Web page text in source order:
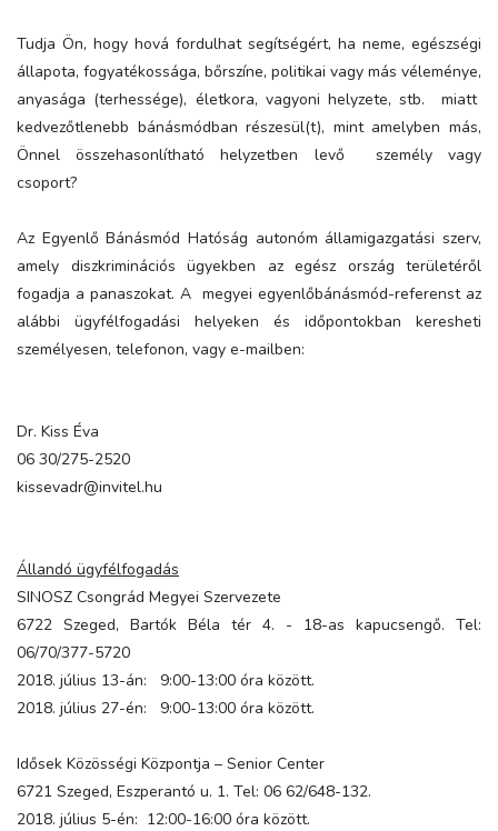
Tudja Ön, hogy hová fordulhat segítségért, ha neme, egészségi
állapota, fogyatékossága, bőrszíne, politikai vagy más véleménye,
anyasága (terhessége), életkora, vagyoni helyzete, stb. miatt
kedvezőtlenebb bánásmódban részesül(t), mint amelyben más,
Önnel összehasonlítható helyzetben levő személy vagy
csoport?
Az Egyenlő Bánásmód Hatóság autonóm államigazgatási szerv,
amely diszkriminációs ügyekben az egész ország területéről
fogadja a panaszokat. A megyei egyenlőbánásmód-referenst az
alábbi ügyfélfogadási helyeken és időpontokban keresheti
személyesen, telefonon, vagy e-mailben:
Dr. Kiss Éva
06 30/275-2520
kissevadr@invitel.hu
Állandó ügyfélfogadás
SINOSZ Csongrád Megyei Szervezete
6722 Szeged, Bartók Béla tér 4. - 18-as kapucsengő. Tel:
06/70/377-5720
2018. július 13-án: 9:00-13:00 óra között.
2018. július 27-én: 9:00-13:00 óra között.
Idősek Közösségi Központja – Senior Center
6721 Szeged, Eszperantó u. 1. Tel: 06 62/648-132.
2018. július 5-én: 12:00-16:00 óra között.